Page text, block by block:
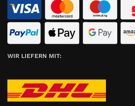
WIR LIEFERN MIT: